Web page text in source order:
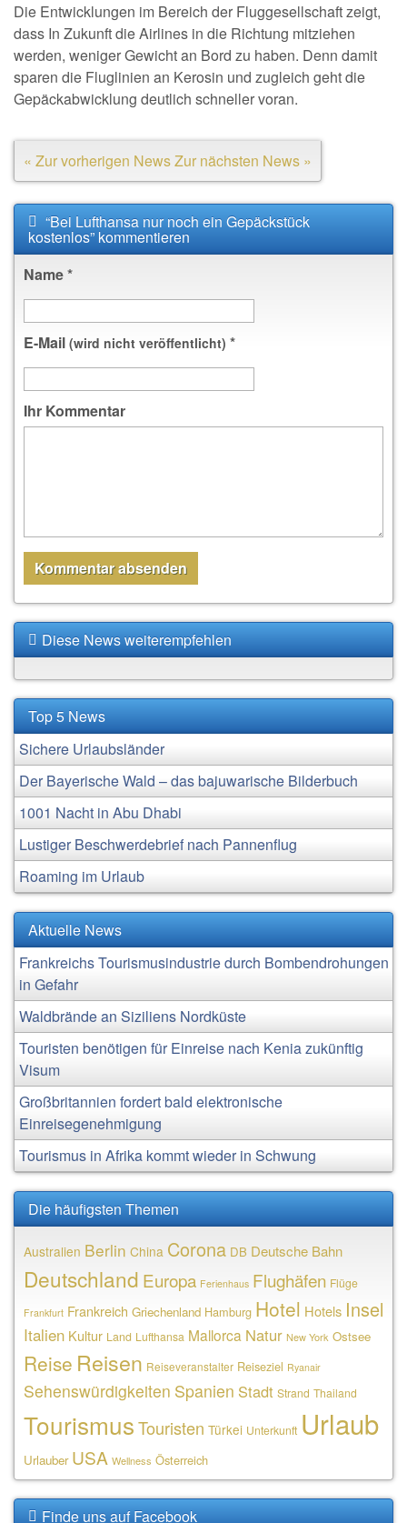
Die Entwicklungen im Bereich der Fluggesellschaft zeigt,
dass In Zukunft die Airlines in die Richtung mitziehen
werden, weniger Gewicht an Bord zu haben. Denn damit
sparen die Fluglinien an Kerosin und zugleich geht die
Gepäckabwicklung deutlich schneller voran.
« Zur vorherigen NewsZur nächsten News »
“Bei Lufthansa nur noch ein Gepäckstück
kostenlos” kommentieren
Name*
E-Mail (wird nicht veröffentlicht) *
Ihr Kommentar
Diese News weiterempfehlen
Top 5 News
Sichere Urlaubsländer
Der Bayerische Wald – das bajuwarische Bilderbuch
1001 Nacht in Abu Dhabi
Lustiger Beschwerdebrief nach Pannenflug
Roaming im Urlaub
Aktuelle News
Frankreichs Tourismusindustrie durch Bombendrohungen
in Gefahr
Waldbrände an Siziliens Nordküste
Touristen benötigen für Einreise nach Kenia zukünftig
Visum
Großbritannien fordert bald elektronische
Einreisegenehmigung
Tourismus in Afrika kommt wieder in Schwung
Die häufigsten Themen
Australien Berlin China Corona DB Deutsche Bahn
Deutschland Europa Ferienhaus Flughäfen Flüge
Frankfurt Frankreich Griechenland Hamburg Hotel Hotels Insel
Italien Kultur Land Lufthansa Mallorca Natur New York Ostsee
Reise Reisen Reiseveranstalter Reiseziel Ryanair
Sehenswürdigkeiten Spanien Stadt Strand Thailand
TourismusTouristen Türkei Unterkunft Urlaub
Urlauber USA Wellness Österreich
Finde uns auf Facebook